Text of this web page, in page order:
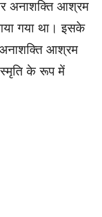
अनाशक्ति आश्रम
गया था। इसके
आश्रम
स्मृति के रूप में